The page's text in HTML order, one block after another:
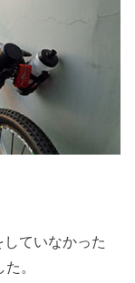
ていなかった
。